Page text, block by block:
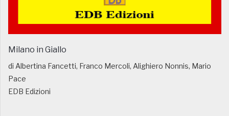
Milano in Giallo
di Albertina Fancetti, Franco Mercoli, Alighiero Nonnis, Mario
Pace
EDB Edizioni